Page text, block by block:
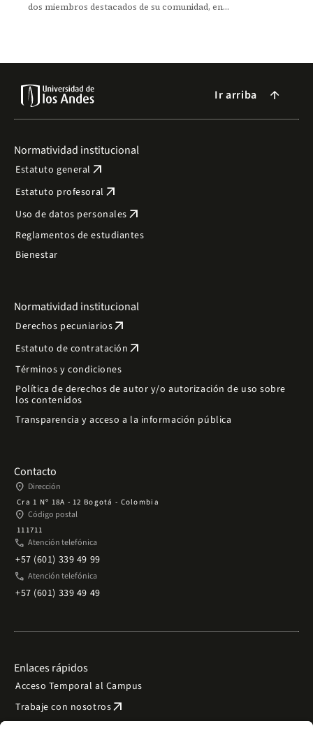
dos miembros destacados de su comunidad, en
Ir arriba arrow_forward
Normatividad institucional
Estatuto general arrow_outward
Estatuto profesoral arrow_outward
Uso de datos personales arrow_outward
Reglamentos de estudiantes
Bienestar
Normatividad institucional
Derechos pecuniariosarrow_outward
Estatuto de contratación arrow_outward
Términos y condiciones
Política de derechos de autor y/o autorización de uso sobre
los contenidos
Transparencia y acceso a la información pública
Contacto
place Dirección
Cra 1 Nº 18A - 12 Bogotá - Colombia
place Código postal
111711
phone Atención telefónica
+57 (601) 339 49 99
phone Atención telefónica
+57 (601) 339 49 49
Enlaces rápidos
Acceso Temporal al Campus
Trabaje con nosotrosarrow_outward